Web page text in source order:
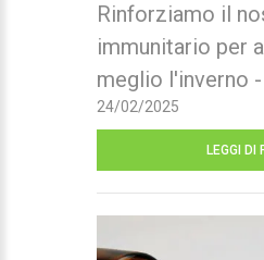
Rinforziamo il
immunitario per
meglio l'inverno
24/02/2025
LEGGI DI